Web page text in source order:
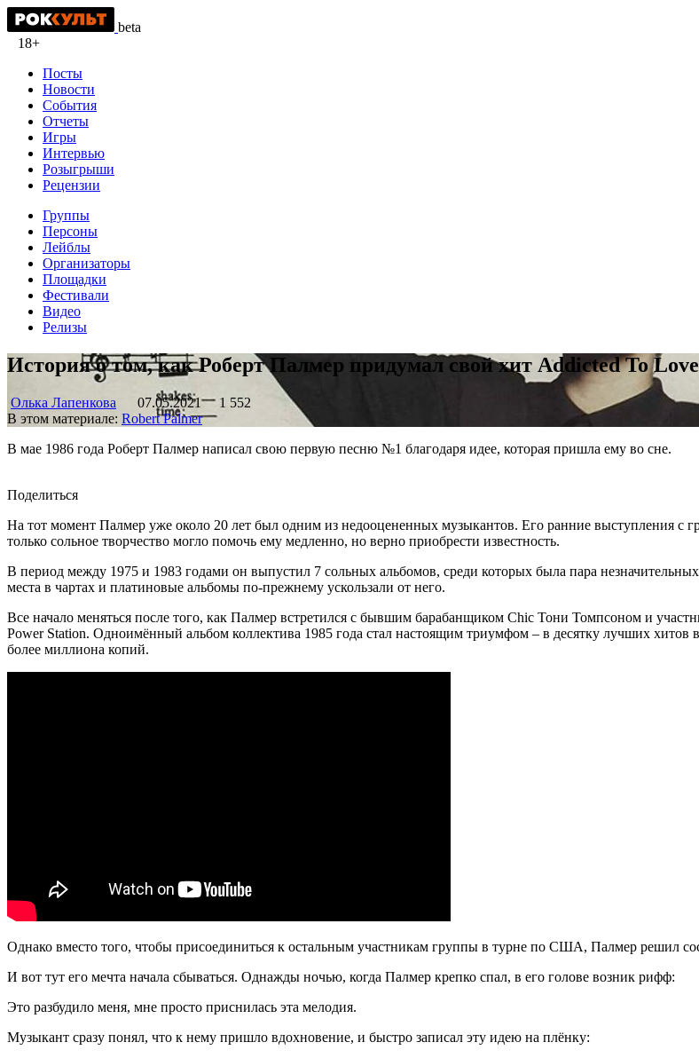
beta
18+
Посты
Новости
События
Отчеты
Игры
Интервью
Розыгрыши
Рецензии
Группы
Персоны
Лейблы
Организаторы
Площадки
Фестивали
Видео
Релизы
История о том, как Роберт Палмер придумал свой хит Addicted To Love
Олька Лапенкова 07.05.2021
1 552
В этом материале: Robert Palmer
В мае 1986 года Роберт Палмер написал свою первую песню №1 благодаря идее, которая пришла ему во сне.
Поделиться
На тот момент Палмер уже около 20 лет был одним из недооцененных музыкантов. Его ранние выступления с
только сольное творчество могло помочь ему медленно, но верно приобрести известность.
В период между 1975 и 1983 годами он выпустил 7 сольных альбомов, среди которых была пара
места в чартах и платиновые альбомы по-прежнему ускользали от него.
Все начало меняться после того, как Палмер встретился с бывшим барабанщиком Chic Тони Томпсоном и
Power Station. Одноимённый альбом коллектива 1985 года стал настоящим триумфом – в десятку лучших
более миллиона копий.
Однако вместо того, чтобы присоединиться к остальным участникам группы в турне по США, Палмер решил
И вот тут его мечта начала сбываться. Однажды ночью, когда Палмер крепко спал, в его голове возник рифф:
Это разбудило меня, мне просто приснилась эта мелодия.
Музыкант сразу понял, что к нему пришло вдохновение, и быстро записал эту идею на плёнку: